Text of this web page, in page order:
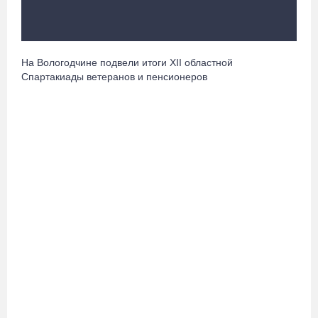
фестиваля «Батранский лен»
На Вологодчине подвели итоги XII областной
Спартакиады ветеранов и пенсионеров